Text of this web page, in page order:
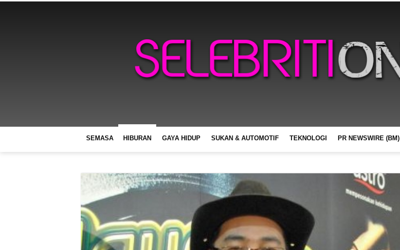
SEMASA HIBURAN GAYA HIDUP SUKAN & AUTOMOTIF TEKNOLOGI PR NEWSWIRE (BM)